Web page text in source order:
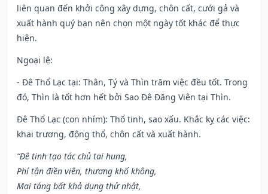
liên quan đến khởi công xây dựng, chôn cất, cưới gả và
xuất hành quý bạn nên chọn một ngày tốt khác để thực
hiện.
Ngoại lệ:
- Đê Thổ Lạc tại: Thân, Tý và Thìn trăm việc đều tốt. Trong
đó, Thìn là tốt hơn hết bởi Sao Đê Đăng Viên tại Thìn.
Đê Thổ Lạc (con nhím): Thổ tinh, sao xấu. Khắc kỵ các việc:
khai trương, động thổ, chôn cất và xuất hành.
“Đê tinh tạo tác chủ tai hung,
Phí tận điền viên, thương khố không,
Mai táng bất khả dụng thử nhật,